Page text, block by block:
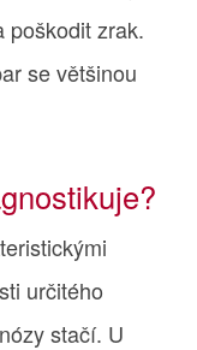
poškodit zrak.
se většinou
určitého
stačí. U